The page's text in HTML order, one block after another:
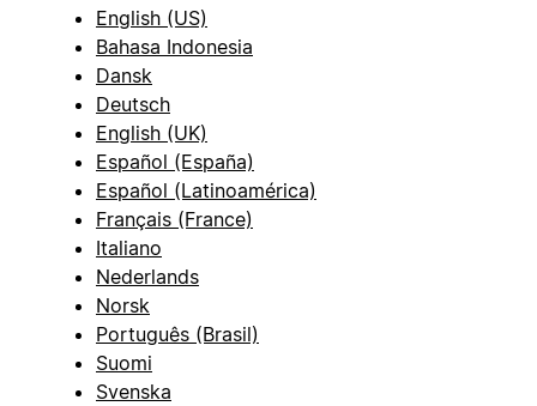
English (US)
Bahasa Indonesia
Dansk
Deutsch
English (UK)
Español (España)
Español (Latinoamérica)
Français (France)
Italiano
Nederlands
Norsk
Português (Brasil)
Suomi
Svenska